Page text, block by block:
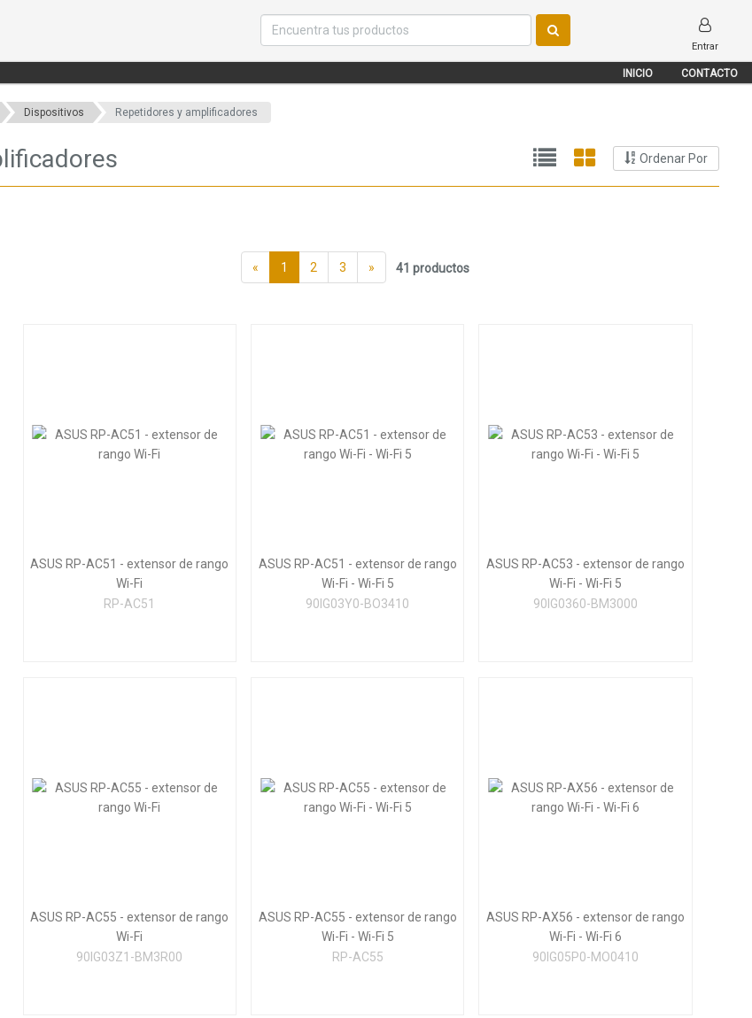
Entrar
INICIO CONTACTO
Dispositivos Repetidores y amplificadores
Ordenar Por
« 1 2 3 » 41 productos
ASUS RP-AC51 - extensor de rango
Wi-Fi
RP-AC51
ASUS RP-AC51 - extensor de rango
Wi-Fi - Wi-Fi 5
90IG03Y0-BO3410
ASUS RP-AC53 - extensor de rango
Wi-Fi - Wi-Fi 5
90IG0360-BM3000
ASUS RP-AC55 - extensor de rango
Wi-Fi
90IG03Z1-BM3R00
ASUS RP-AC55 - extensor de rango
Wi-Fi - Wi-Fi 5
RP-AC55
ASUS RP-AX56 - extensor de rango
Wi-Fi - Wi-Fi 6
90IG05P0-MO0410